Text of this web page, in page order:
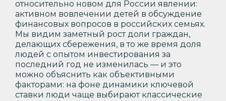
относительно новом для России явлении:
активном вовлечении детей в обсуждение
финансовых вопросов в российских семьях.
Мы видим заметный рост доли граждан,
делающих сбережения, в то же время доля
людей с опытом инвестирования за
последний год не изменилась — и это
можно объяснить как объективными
факторами: на фоне динамики ключевой
ставки люди чаще выбирают классические